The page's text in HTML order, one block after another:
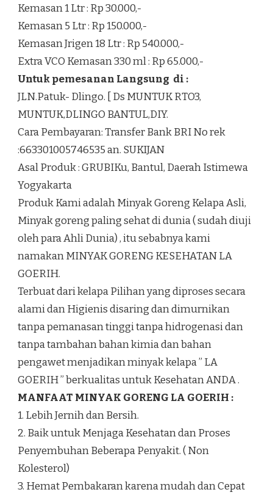
Kemasan 1 Ltr : Rp 30.000,-
Kemasan 5 Ltr : Rp 150.000,-
Kemasan Jrigen 18 Ltr : Rp 540.000,-
Extra VCO Kemasan 330 ml : Rp 65.000,-
Untuk pemesanan Langsung di :
JLN.Patuk- Dlingo. [ Ds MUNTUK RTO3,
MUNTUK,DLINGO BANTUL,DIY.
Cara Pembayaran: Transfer Bank BRI No rek
:663301005746535 an. SUKIJAN
Asal Produk : GRUBIKu, Bantul, Daerah Istimewa
Yogyakarta
Produk Kami adalah Minyak Goreng Kelapa Asli,
Minyak goreng paling sehat di dunia ( sudah diuji
oleh para Ahli Dunia) , itu sebabnya kami
namakan MINYAK GORENG KESEHATAN LA
GOERIH.
Terbuat dari kelapa Pilihan yang diproses secara
alami dan Higienis disaring dan dimurnikan
tanpa pemanasan tinggi tanpa hidrogenasi dan
tanpa tambahan bahan kimia dan bahan
pengawet menjadikan minyak kelapa ” LA
GOERIH ” berkualitas untuk Kesehatan ANDA .
MANFAAT MINYAK GORENG LA GOERIH :
1. Lebih Jernih dan Bersih.
2. Baik untuk Menjaga Kesehatan dan Proses
Penyembuhan Beberapa Penyakit. ( Non
Kolesterol)
3. Hemat Pembakaran karena mudah dan Cepat